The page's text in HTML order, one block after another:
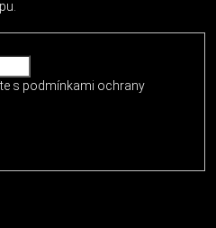
s podmínkami ochrany